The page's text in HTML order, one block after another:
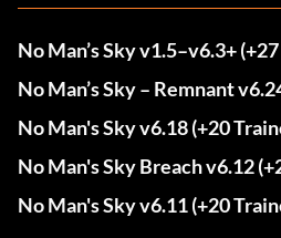
No Man’s Sky v1.5–v6.3+
No Man’s Sky – Remnant
No Man's Sky v6.18 (+20
No Man's Sky Breach v6.12
No Man's Sky v6.11 (+20